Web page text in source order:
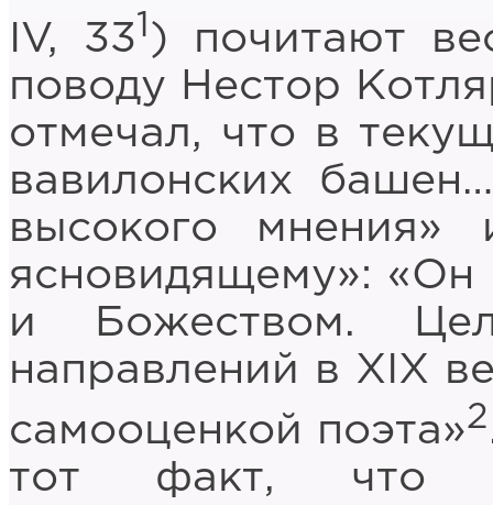
IV, 331 ) почитают
поводу Нестор
отмечал, что в
вавилонских
высокого мнения»
ясновидящему»:
и Божеством.
направлений в ХIХ
самооценкой поэта»2
тот факт, что